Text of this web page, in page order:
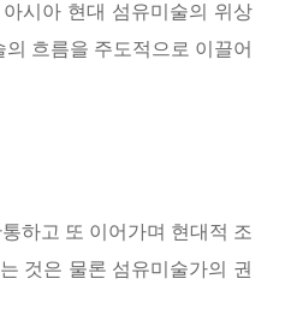
시아 현대 섬유미술의 위상
흐름을 주도적으로 이끌어
하고 또 이어가며 현대적 조
것은 물론 섬유미술가의 권